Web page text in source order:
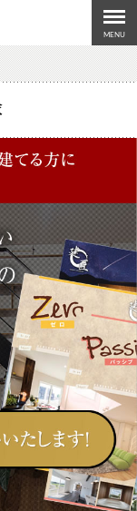
MENU